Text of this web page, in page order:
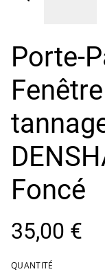
Porte-
Foncé
35,00 €
QUANTITÉ